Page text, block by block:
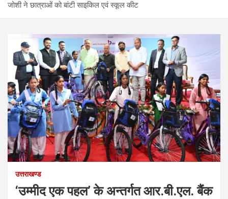
जोशी ने छात्राओं को बांटी साइकिल एवं स्कूल कीट
उत्तराखण्ड
‘उम्मीद एक पहल’ के अन्तर्गत आर.बी.एल. बैंक